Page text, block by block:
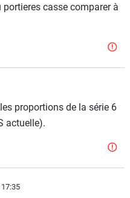
casse comparer à
proportions de la série 6
actuelle).